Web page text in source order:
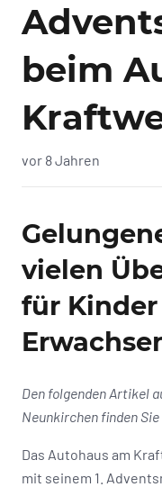
beim
vor 8 Jahren
vielen
für
Den folgenden Artikel
Neunkirchen finden Sie
Das Autohaus am
mit seinem 1.